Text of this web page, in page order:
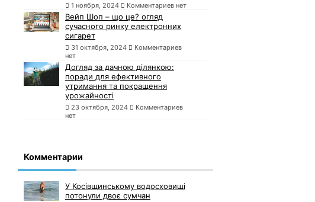
1 ноября, 2024 Комментариев нет
Вейп Шоп – що це? огляд
сучасного ринку електронних
сигарет
31 октября, 2024
Комментариев
нет
Догляд за дачною ділянкою:
поради для ефективного
утримання та покращення
урожайності
23 октября, 2024
Комментариев
нет
Комментарии
У Косівщинському водосховищі
потонули двоє сумчан